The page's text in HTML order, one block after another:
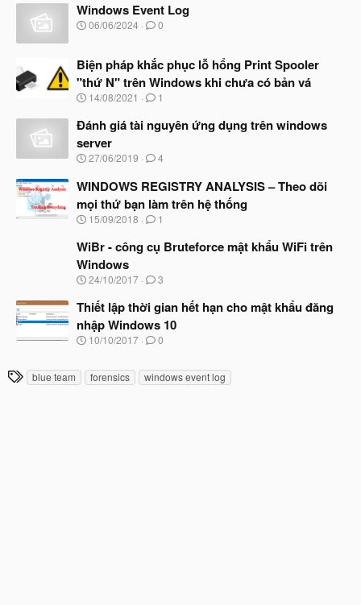
Windows Event Log
N
y
b
ắ
t
ầ
u
06/06/2024 0
Biện pháp khắc phục lỗ hổng Print Spooler
"thứ N" trên Windows khi chưa có bản vá
N
à
b
ắ
đ
ầ
u
14/08/2021 1
Đánh giá tài nguyên ứng dụng trên windows
server
N
à
y
b
ắ
đ
ầ
u
27/06/2019 4
WINDOWS REGISTRY ANALYSIS – Theo dõi
mọi thứ bạn làm trên hệ thống
N
à
b
ắ
đ
ầ
u
15/09/2018 1
WiBr - công cụ Bruteforce mật khẩu WiFi trên
Windows
N
à
b
ắ
đ
ầ
24/10/2017 3
Thiết lập thời gian hết hạn cho mật khẩu đăng
nhập Windows 10
N
y
10/10/2017 0
Tblue team forensics windows event log